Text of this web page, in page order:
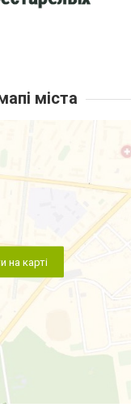
міста
на карті